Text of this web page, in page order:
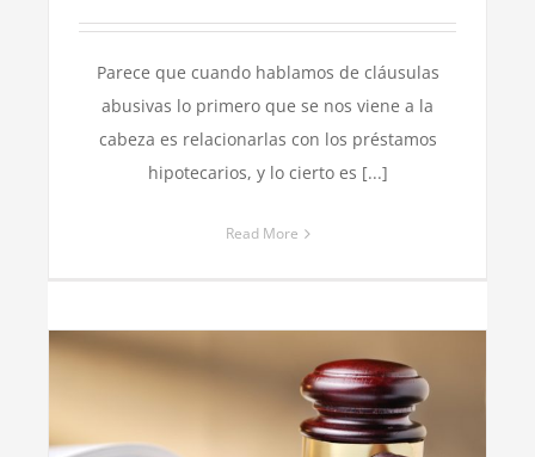
Parece que cuando hablamos de cláusulas
abusivas lo primero que se nos viene a la
cabeza es relacionarlas con los préstamos
hipotecarios, y lo cierto es [...]
Read More